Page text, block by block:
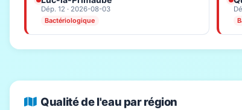
Dép. 12 · 2026-08-03
Bactériologique
Qualité de l'eau par région